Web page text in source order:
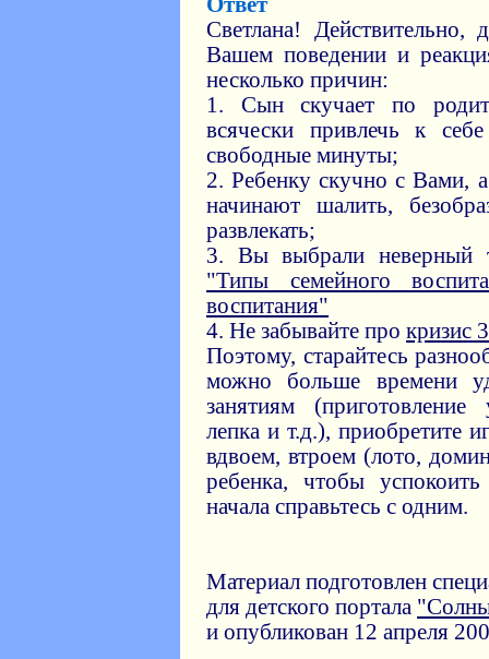
Светлана! Действительно,
Вашем поведении и
несколько причин:
1. Сын скучает по
всячески привлечь к
свободные минуты;
2. Ребенку скучно с Вами,
начинают шалить,
развлекать;
3. Вы выбрали неверный
"Типы семейного
воспитания"
4. Не забывайте про кризис
Поэтому, старайтесь
можно больше времени
занятиям
лепка и т.д.), приобретите
вдвоем, втроем (лото,
ребенка, чтобы
начала справьтесь с одним.
Материал подготовлен
для детского портала
и опубликован 12 апреля